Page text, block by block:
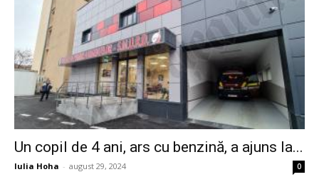
Un copil de 4 ani, ars cu benzină, a ajuns la...
Iulia Hoha - august 29, 2024 0